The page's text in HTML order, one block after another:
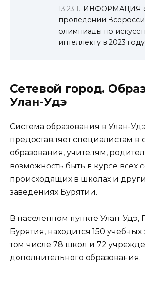
ИНФОРМАЦИЯ
проведении
олимпиады по
интеллекту в 2023 году
Сетевой город.
Улан-Удэ
Система образования в Улан-Удэ
предоставляет специалистам в
образования, учителям,
возможность быть в курсе всех
происходящих в школах и
заведениях Бурятии.
В населенном пункте Улан-Удэ,
Бурятия, находится 150
том числе 78 школ и 72
дополнительного образования.